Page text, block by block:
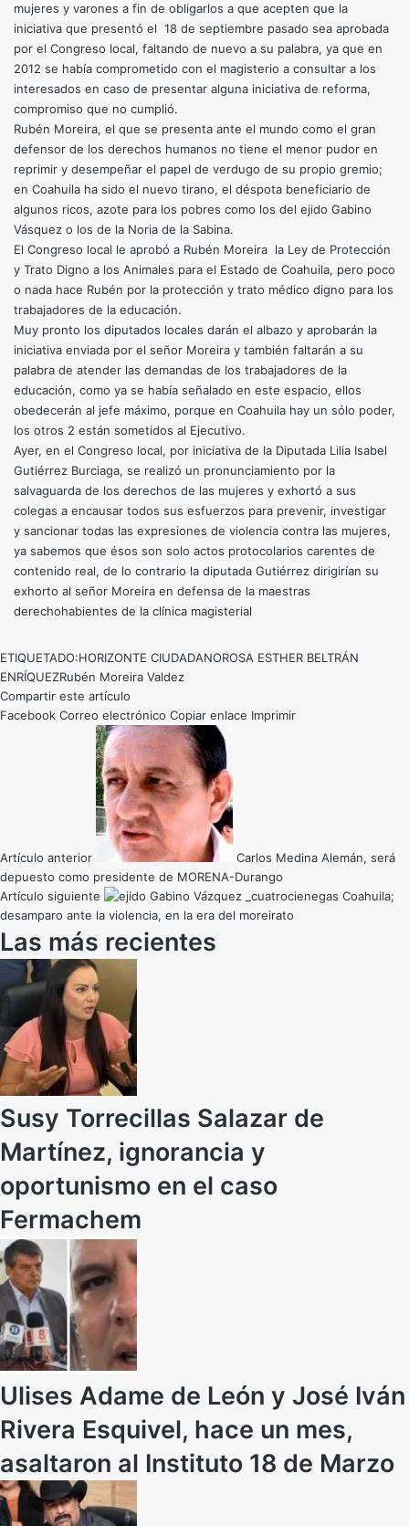
mujeres y varones a fin de obligarlos a que acepten que la
iniciativa que presentó el 18 de septiembre pasado sea aprobada
por el Congreso local, faltando de nuevo a su palabra, ya que en
2012 se había comprometido con el magisterio a consultar a los
interesados en caso de presentar alguna iniciativa de reforma,
compromiso que no cumplió.
Rubén Moreira, el que se presenta ante el mundo como el gran
defensor de los derechos humanos no tiene el menor pudor en
reprimir y desempeñar el papel de verdugo de su propio gremio;
en Coahuila ha sido el nuevo tirano, el déspota beneficiario de
algunos ricos, azote para los pobres como los del ejido Gabino
Vásquez o los de la Noria de la Sabina.
El Congreso local le aprobó a Rubén Moreira la Ley de Protección
y Trato Digno a los Animales para el Estado de Coahuila, pero poco
o nada hace Rubén por la protección y trato médico digno para los
trabajadores de la educación.
Muy pronto los diputados locales darán el albazo y aprobarán la
iniciativa enviada por el señor Moreira y también faltarán a su
palabra de atender las demandas de los trabajadores de la
educación, como ya se había señalado en este espacio, ellos
obedecerán al jefe máximo, porque en Coahuila hay un sólo poder,
los otros 2 están sometidos al Ejecutivo.
Ayer, en el Congreso local, por iniciativa de la Diputada Lilia Isabel
Gutiérrez Burciaga, se realizó un pronunciamiento por la
salvaguarda de los derechos de las mujeres y exhortó a sus
colegas a encausar todos sus esfuerzos para prevenir, investigar
y sancionar todas las expresiones de violencia contra las mujeres,
ya sabemos que ésos son solo actos protocolarios carentes de
contenido real, de lo contrario la diputada Gutiérrez dirigirían su
exhorto al señor Moreira en defensa de la maestras
derechohabientes de la clínica magisterial
ETIQUETADO:HORIZONTE CIUDADANOROSA ESTHER BELTRÁN
ENRÍQUEZRubén Moreira Valdez
Compartir este artículo
Facebook Correo electrónico Copiar enlace Imprimir
Artículo anterior
Carlos Medina Alemán, será
depuesto como presidente de MORENA-Durango
Artículo siguiente
Coahuila;
desamparo ante la violencia, en la era del moreirato
Las más recientes
Susy Torrecillas Salazar de
Martínez, ignorancia y
oportunismo en el caso
Fermachem
Ulises Adame de León y José Iván
Rivera Esquivel, hace un mes,
asaltaron al Instituto 18 de Marzo